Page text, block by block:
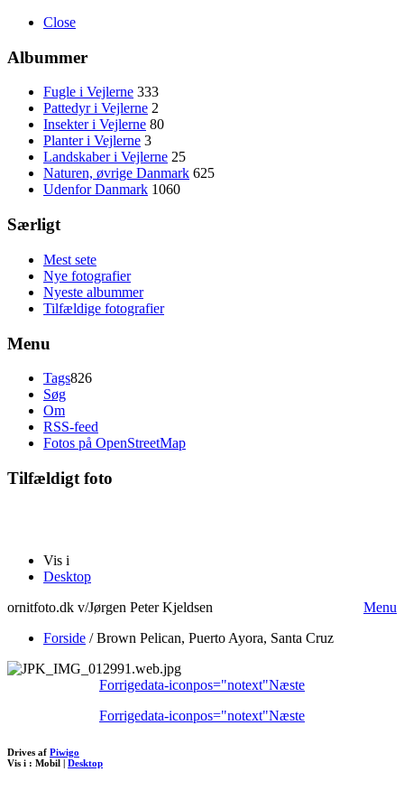
Close
Albummer
Fugle i Vejlerne 333
Pattedyr i Vejlerne 2
Insekter i Vejlerne 80
Planter i Vejlerne 3
Landskaber i Vejlerne 25
Naturen, øvrige Danmark 625
Udenfor Danmark 1060
Særligt
Mest sete
Nye fotografier
Nyeste albummer
Tilfældige fotografier
Menu
Tags826
Søg
Om
RSS-feed
Fotos på OpenStreetMap
Tilfældigt foto
Vis i
Desktop
ornitfoto.dk v/Jørgen Peter Kjeldsen
Menu
Forside /Brown Pelican, Puerto Ayora, Santa Cruz
Forrigedata-iconpos="notext"Næste
Forrigedata-iconpos="notext"Næste
Drives af Piwigo
Vis i : Mobil | Desktop